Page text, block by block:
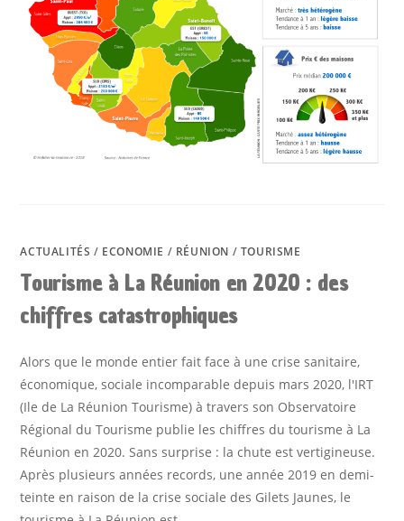
ACTUALITÉS / ECONOMIE / RÉUNION / TOURISME
Tourisme à La Réunion en 2020 : des
chiffres catastrophiques
Alors que le monde entier fait face à une crise sanitaire,
économique, sociale incomparable depuis mars 2020, l'IRT
(Ile de La Réunion Tourisme) à travers son Observatoire
Régional du Tourisme publie les chiffres du tourisme à La
Réunion en 2020. Sans surprise : la chute est vertigineuse.
Après plusieurs années records, une année 2019 en demi-
teinte en raison de la crise sociale des Gilets Jaunes, le